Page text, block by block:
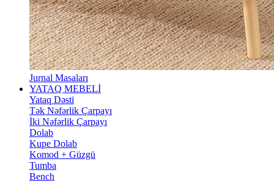
Jurnal Masaları
YATAQ MEBELİ
Yataq Dəsti
Tək Nəfərlik Çarpayı
İki Nəfərlik Çarpayı
Dolab
Kupe Dolab
Komod + Güzgü
Tumba
Bench